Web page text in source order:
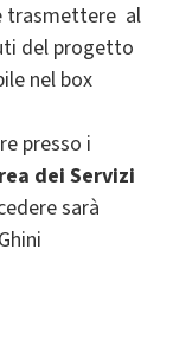
trasmettere al​
del progetto
nel box
presso i
dei Servizi
sarà